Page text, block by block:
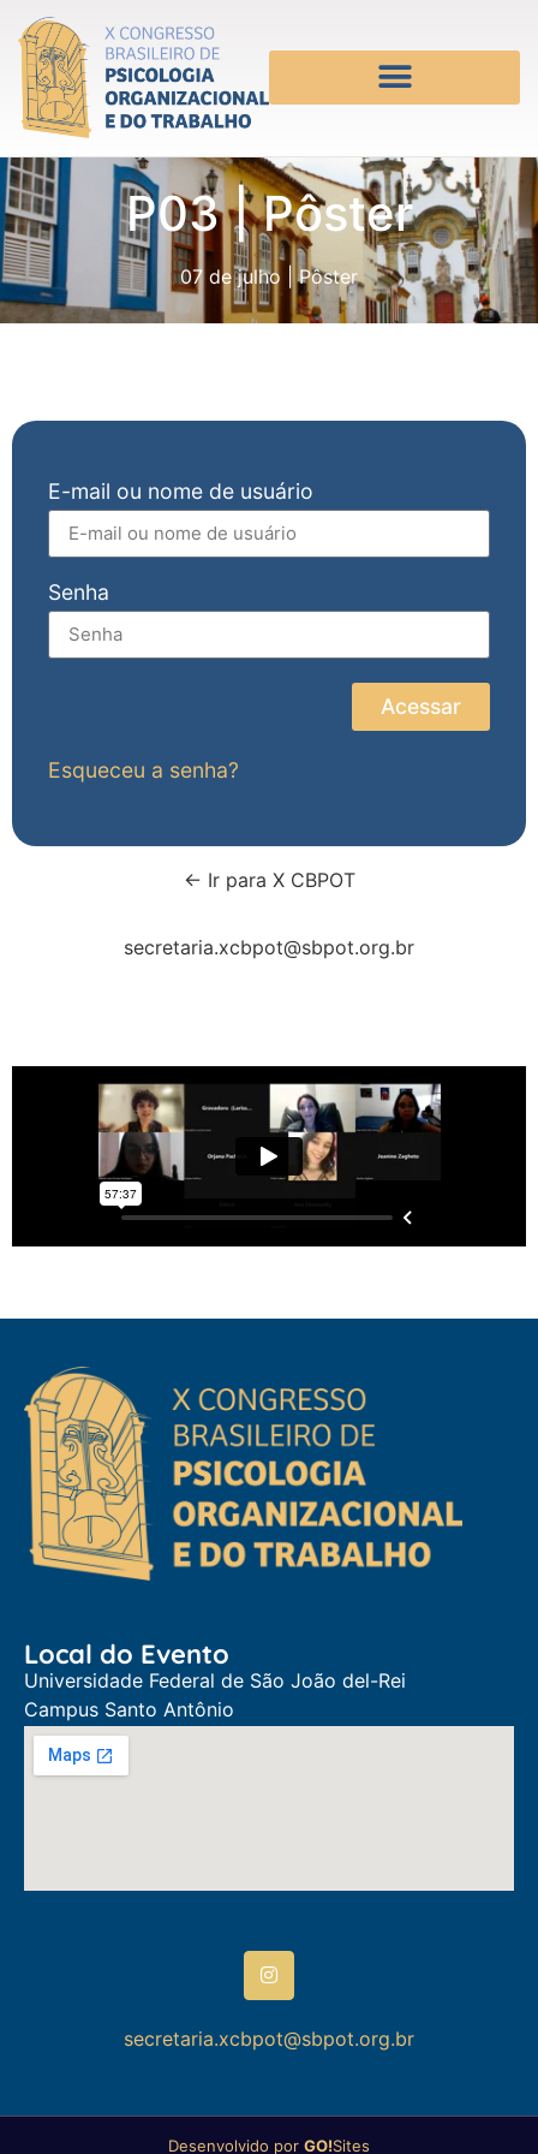
P03 | Pôster
07 de julho |Pôster
E-mail ou nome de usuário
Senha
Acessar
Esqueceu a senha?
← Ir para X CBPOT
secretaria.xcbpot@sbpot.org.br
Local do Evento
Universidade Federal de São João del-Rei
Campus Santo Antônio
secretaria.xcbpot@sbpot.org.br
Desenvolvido por GO!Sites